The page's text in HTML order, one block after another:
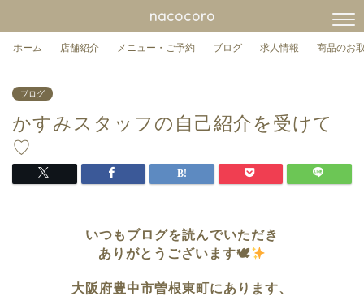
nacocoro
ホーム 店舗紹介 メニュー・ご予約 ブログ 求人情報 商品のお
ブログ
かすみスタッフの自己紹介を受けて
♡
いつもブログを読んでいただき
ありがとうございます🕊
大阪府豊中市曽根東町にあります、